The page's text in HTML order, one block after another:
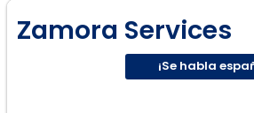
Zamora Services
¡Se habla